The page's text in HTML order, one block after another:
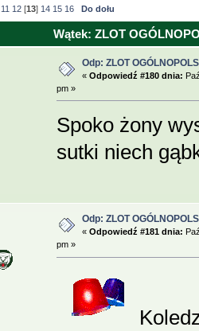
11 12 [13] 14 15 16 Do dołu
Wątek: ZLOT
Odp: ZLOT
« Odpowiedź #180 dnia:
pm »
Spoko żony
sutki niech
Odp: ZLOT
« Odpowiedź #181 dnia:
pm »